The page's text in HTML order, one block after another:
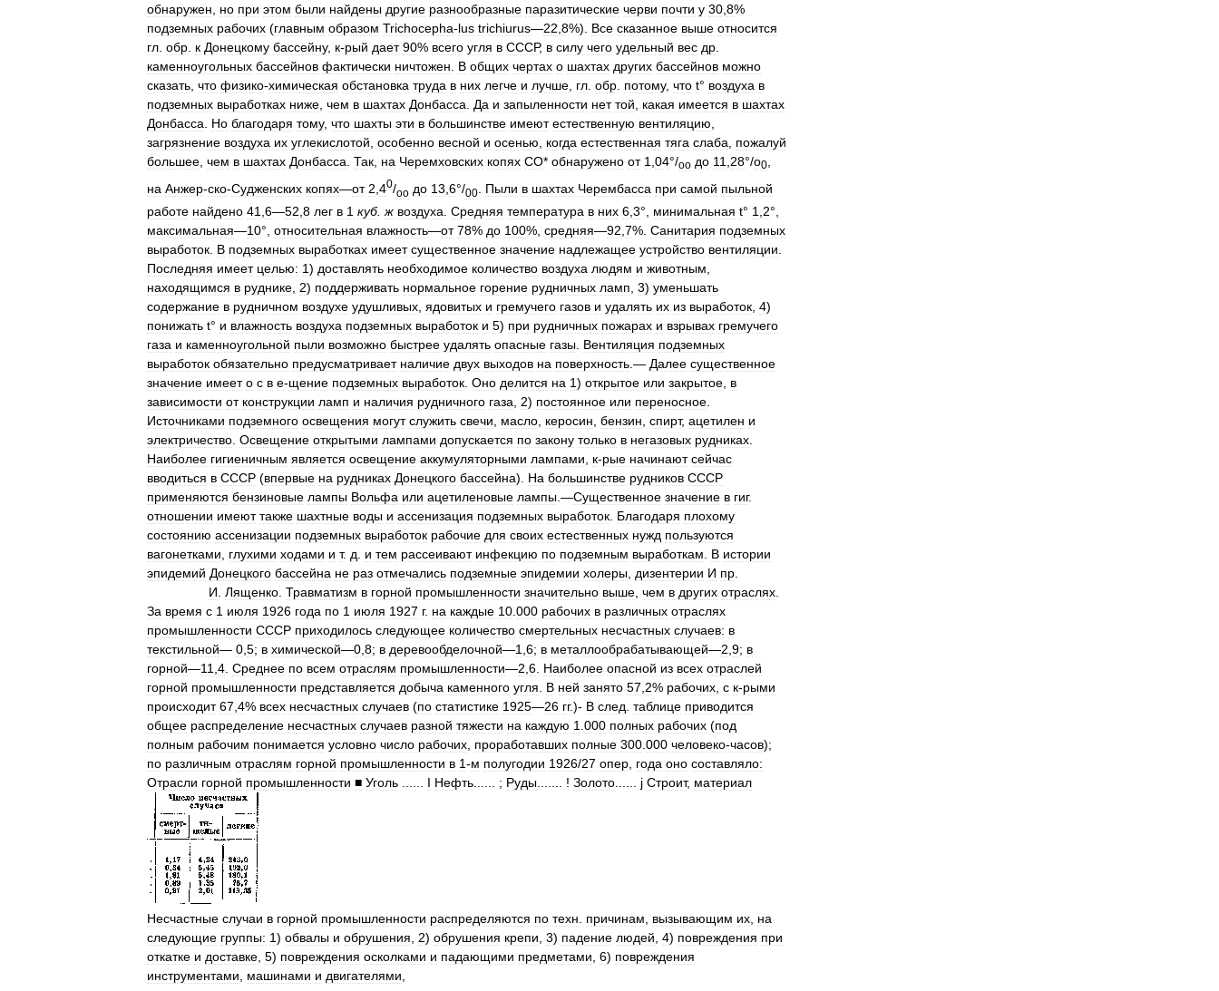
обнаружен
но при этом были найдены другие разнообразные паразитические черви почти у 30 8%
подземных рабочих (главным образом Trichocepha-lus trichiurus—22 8%). Все сказанное выше относится
гл обр к Донецкому бассейну, к-рый дает 90% всего угля в СССР, в силу чего удельный вес др
каменноугольных бассейнов фактически ничтожен В общих чертах о шахтах других бассейнов можно
сказать что физико-химическая обстановка труда в них легче и лучше гл обр потому, что t° воздуха в
подземных выработках ниже чем в шахтах Донбасса Да и запыленности нет той какая имеется в шахтах
Донбасса
Но благодаря тому, что шахты эти в большинстве имеют естественную вентиляцию
загрязнение воздуха их углекислотой особенно весной и осенью когда естественная тяга слаба
пожалуй
большее чем в шахтах Донбасса Так на Черемховских копях СО* обнаружено от 1 04°/оо до 11 28°/о0
на Анжер-ско-Судженских копях—от 2 40/оо до 13 6°/00 Пыли в шахтах Черембасса при самой пыльной
работе найдено 41 6—52 8 лег в 1 куб. ж воздуха Средняя температура в них 6 3°, минимальная t° 1 2°,
максимальная—10°, относительная влажность—от 78% до 100%, средняя—92 7%. Санитария подземных
выработок В подземных выработках имеет существенное значение надлежащее устройство вентиляции
Последняя имеет целью: 1) доставлять необходимое количество воздуха людям и животным
находящимся в руднике 2) поддерживать нормальное горение рудничных ламп 3) уменьшать
содержание в рудничном воздухе удушливых ядовитых и гремучего газов и удалять их из выработок 4)
понижать t° и влажность воздуха подземных выработок и 5) при рудничных пожарах и взрывах гремучего
газа и каменноугольной пыли возможно быстрее удалять опасные газы Вентиляция подземных
выработок обязательно предусматривает наличие двух выходов на поверхность .— Далее существенное
значение имеет о с в е-щение подземных выработок Оно делится на 1) открытое или закрытое в
зависимости от конструкции ламп и наличия рудничного газа 2) постоянное или переносное
Источниками подземного освещения могут служить свечи масло керосин бензин спирт, ацетилен и
электричество Освещение открытыми лампами допускается по закону только в негазовых рудниках
Наиболее гигиеничным является освещение аккумуляторными лампами к-рые начинают сейчас
вводиться в СССР (впервые на рудниках Донецкого бассейна). На большинстве рудников СССР
применяются бензиновые лампы Вольфа или ацетиленовые лампы .—Существенное значение в гиг.
отношении имеют также шахтные воды и ассенизация подземных выработок Благодаря плохому
состоянию ассенизации подземных выработок рабочие для своих естественных нужд пользуются
вагонетками
глухими ходами и т. д и тем рассеивают инфекцию по подземным выработкам В истории
эпидемий Донецкого бассейна не раз отмечались подземные эпидемии холеры дизентерии И пр
И Лященко Травматизм в горной промышленности значительно выше чем в других отраслях
За время с 1 июля 1926 года по 1 июля 1927 г. на каждые 10 000 рабочих в различных отраслях
промышленности СССР приходилось следующее количество смертельных несчастных случаев: в
текстильной— 0 5; в химической—0 8; в деревообделочной—1 6; в металлообрабатывающей—2 9; в
горной—11 4 Среднее по всем отраслям промышленности—2 6 Наиболее опасной из всех отраслей
горной промышленности представляется добыча каменного угля В ней занято 57 2% рабочих с к-рыми
происходит 67 4% всех несчастных случаев (по статистике 1925—26 гг.)- В след таблице приводится
общее распределение несчастных случаев разной тяжести на каждую 1 000 полных рабочих (под
полным рабочим понимается условно число рабочих проработавших полные 300 000 человеко-часов);
по различным отраслям горной промышленности в 1-м полугодии 1926/27 опер года оно составляло:
Отрасли горной промышленности ■ Уголь I Нефть ...... ; Руды ....... ! Золото j Строит, материал
Несчастные случаи в горной промышленности распределяются по техн причинам вызывающим их на
следующие группы: 1) обвалы и обрушения 2) обрушения крепи 3) падение людей 4) повреждения при
откатке и доставке 5) повреждения осколками и падающими предметами 6) повреждения
инструментами
машинами и двигателями